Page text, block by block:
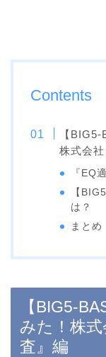
Contents
【
株式会
『EQ
【
は？
まとめ
【BIG5-
みた！株
査』編